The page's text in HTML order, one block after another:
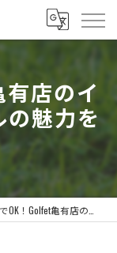
店のイ
の魅力を
亀有店のインドアゴルフスクールの魅力を解説